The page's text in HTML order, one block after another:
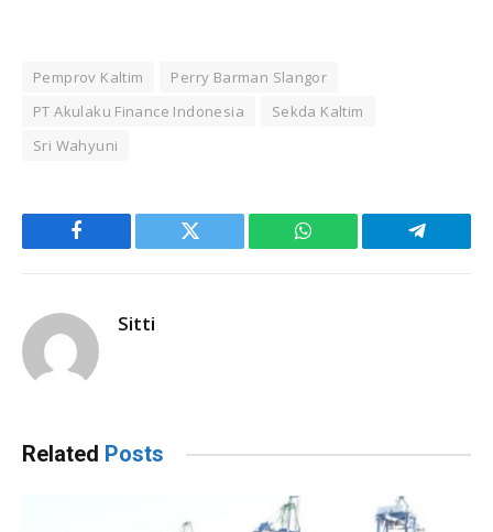
Pemprov Kaltim
Perry Barman Slangor
PT Akulaku Finance Indonesia
Sekda Kaltim
Sri Wahyuni
Facebook Twitter WhatsApp Telegram
Sitti
Related Posts